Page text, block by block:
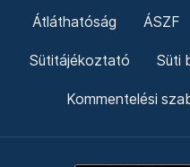
Átláthatóság ÁSZF
Sütitájékoztató Süti
Kommentelési